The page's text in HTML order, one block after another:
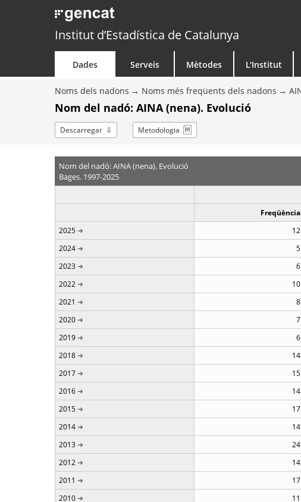
Institut d’Estadística de Catalunya
Dades Serveis Mètodes L'Institut
Noms dels nadons Noms més freqüents dels nadons
Nom del nadó: AINA (nena). Evolució
Descarregar Metodologia
Nom del nadó: AINA (nena). Evolució
Bages. 1997-2025
Freqüència
2025
12
2024
5
2023
6
2022
10
2021
8
2020
7
2019
6
2018
14
2017
15
2016
14
2015
17
2014
14
2013
24
2012
14
2011
17
2010
11